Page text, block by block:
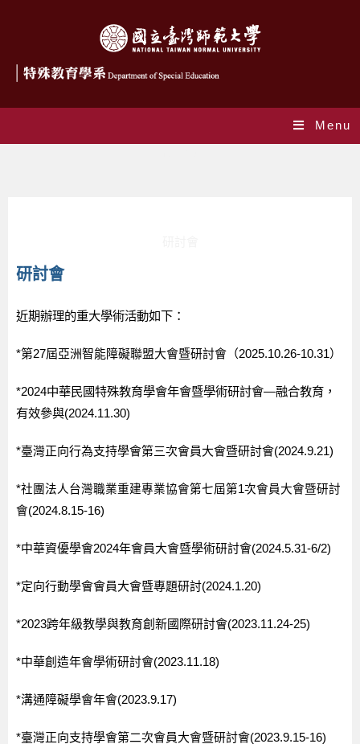
Menu